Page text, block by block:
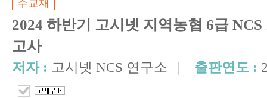
주교재
2024 하반기 고시넷 지역농협 6급
고사
저자 : 고시넷 NCS 연구소 | 출판연도 :